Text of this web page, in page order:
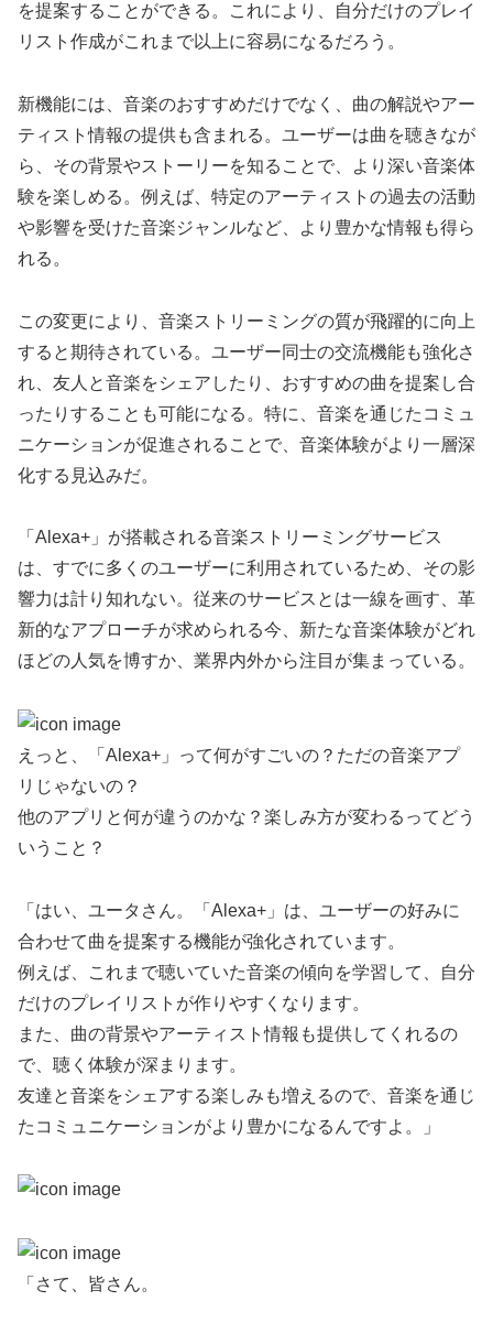
を提案することができる。これにより、自分だけのプレイ
リスト作成がこれまで以上に容易になるだろう。
新機能には、音楽のおすすめだけでなく、曲の解説やアー
ティスト情報の提供も含まれる。ユーザーは曲を聴きなが
ら、その背景やストーリーを知ることで、より深い音楽体
験を楽しめる。例えば、特定のアーティストの過去の活動
や影響を受けた音楽ジャンルなど、より豊かな情報も得ら
れる。
この変更により、音楽ストリーミングの質が飛躍的に向上
すると期待されている。ユーザー同士の交流機能も強化さ
れ、友人と音楽をシェアしたり、おすすめの曲を提案し合
ったりすることも可能になる。特に、音楽を通じたコミュ
ニケーションが促進されることで、音楽体験がより一層深
化する見込みだ。
「Alexa+」が搭載される音楽ストリーミングサービス
は、すでに多くのユーザーに利用されているため、その影
響力は計り知れない。従来のサービスとは一線を画す、革
新的なアプローチが求められる今、新たな音楽体験がどれ
ほどの人気を博すか、業界内外から注目が集まっている。
えっと、「Alexa+」って何がすごいの？ただの音楽アプ
リじゃないの？
他のアプリと何が違うのかな？楽しみ方が変わるってどう
いうこと？
「はい、ユータさん。「Alexa+」は、ユーザーの好みに
合わせて曲を提案する機能が強化されています。
例えば、これまで聴いていた音楽の傾向を学習して、自分
だけのプレイリストが作りやすくなります。
また、曲の背景やアーティスト情報も提供してくれるの
で、聴く体験が深まります。
友達と音楽をシェアする楽しみも増えるので、音楽を通じ
たコミュニケーションがより豊かになるんですよ。」
「さて、皆さん。